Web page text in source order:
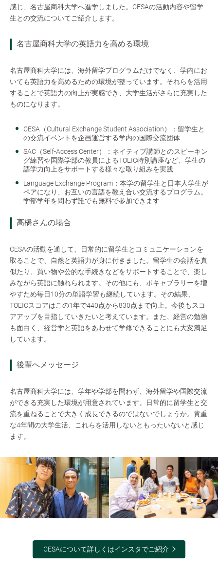
感じ、名古屋商科大学へ進学しました。CESAの活動内容や留学
生との交流についてご紹介します。
名古屋商科大学の英語力を高める環境
名古屋商科大学には、海外留学プログラムだけでなく、学内にお
いても英語力を高めるための環境が整っています。それらを活用
することで英語力の向上が実感でき、大学生活がさらに充実した
ものになります。
CESA（Cultural Exchange Student Association）：留学生と
の交流イベントを企画運営する学内の国際交流団体
SAC（Self-Access Center）：ネイティブ講師とのスピーキン
グ練習や国際学部の教員によるTOEIC特別講座など、学生の
語学力向上をサポートする様々な取り組みを実践
Language Exchange Program：本学の留学生と日本人学生が
ペアになり、お互いの言語を教え合い交流するプログラム。
学部学年を問わず誰でも無料で参加できます
高橋さんの場合
CESAの活動を通して、日常的に留学生とコミュニケーションを
取ることで、自然と英語力が身に付きました。留学生の会話を真
似たり、買い物や公的な手続きなどをサポートすることで、楽し
みながら英語に触れられます。その他にも、ボキャブラリーを増
やすため毎日10分の単語学習も継続しています。その結果、
TOEICスコアはこの1年で440点から830点まで向上。今後もスコ
アアップを目指していきたいと考えています。また、経営の勉強
も面白く、経営学と英語をあわせて学修できることにも大変満足
しています。
後輩へメッセージ
名古屋商科大学には、学年や学部を問わず、海外留学や国際交流
ができる充実した環境が用意されています。日常的に留学生と交
流を重ねることで大きく成長できるのではないでしょうか。貴重
な4年間の大学生活、これらを活用しないともったいないと感じ
ます。
CESAについて詳しくはインスタでご紹介